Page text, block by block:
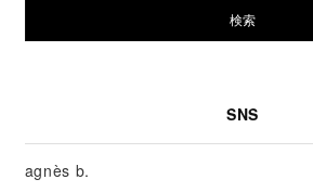
検索
SNS
agnès b.